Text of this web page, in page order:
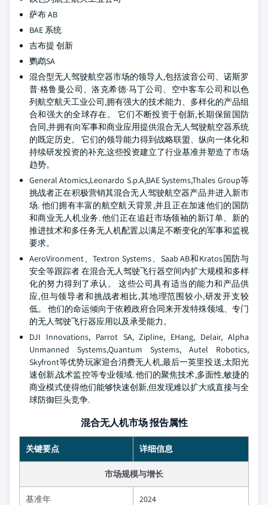
萨布 AB
BAE 系统
吉布提 创新
鹦鹉SA
混合型无人驾驶航空器市场的领导人,包括波音公司、诺斯罗
普·格鲁曼公司、洛克希德·马丁公司、空中客车公司和以色
列航空航天工业公司,拥有强大的技术能力、多样化的产品组
合和强大的全球存在。 它们不断投资于创新,长期保留国防
合同,并拥有向军事和商业应用提供混合无人驾驶航空器系统
的既定历史。 它们的领导能力得到战略联盟、纵向一体化和
持续研发投资的补充,这些投资建立了行业基准并塑造了市场
趋势。
General Atomics,Leonardo S.p.A,BAE Systems,Thales Group等
挑战者正在积极营销其混合无人驾驶航空器产品并进入新市
场. 他们拥有丰富的航空航天背景,并且正在加速他们的国防
和商业无人机业务. 他们正在追赶市场领袖的新订单、新的
推进技术和多任务无人机配置,以满足不断变化的军事和监视
要求。
AeroVironment、Textron Systems、Saab AB和Kratos国防与
安全等跟踪者 在混合无人驾驶飞行器空间内扩大规模和多样
化的努力得到了承认。 这些公司具有适当的能力和产品供
应,但与领导者和挑战者相比,其地理范围较小,研发开支较
低。 他们的命运倾向于依赖政府合同来开发特殊领域、专门
的无人驾驶飞行器应用以及承受能力。
DJI Innovations, Parrot SA, Zipline, EHang, Delair, Alpha
Unmanned Systems,Quantum Systems, Autel Robotics,
Skyfront等优势玩家迎合消费无人机,最后一英里投送,太阳光
速创新,战术监控等专业领域. 他们的聚焦技术,多面性,敏捷的
商业模式使得他们能够快速创新,但发现难以扩大或直接与全
球防御巨头竞争.
混合无人机市场 报告属性
关键要点 详细信息
市场规模与增长
基准年 2024